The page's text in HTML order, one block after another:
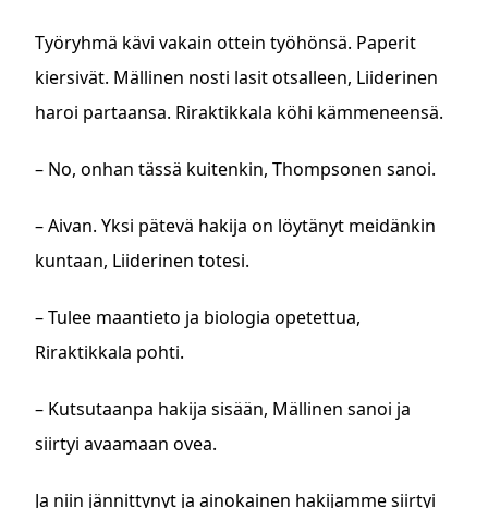
Työryhmä kävi vakain ottein työhönsä. Paperit
kiersivät. Mällinen nosti lasit otsalleen, Liiderinen
haroi partaansa. Riraktikkala köhi kämmeneensä.
– No, onhan tässä kuitenkin, Thompsonen sanoi.
– Aivan. Yksi pätevä hakija on löytänyt meidänkin
kuntaan, Liiderinen totesi.
– Tulee maantieto ja biologia opetettua,
Riraktikkala pohti.
– Kutsutaanpa hakija sisään, Mällinen sanoi ja
siirtyi avaamaan ovea.
Ja niin jännittynyt ja ainokainen hakijamme siirtyi